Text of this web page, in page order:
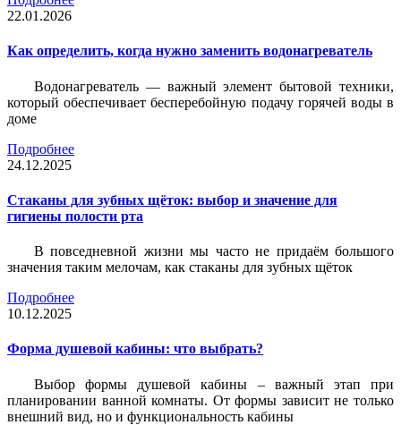
22.01.2026
Как определить, когда нужно заменить водонагреватель
Водонагреватель — важный элемент бытовой техники,
который обеспечивает бесперебойную подачу горячей воды в
доме
Подробнее
24.12.2025
Стаканы для зубных щёток: выбор и значение для
гигиены полости рта
В повседневной жизни мы часто не придаём большого
значения таким мелочам, как стаканы для зубных щёток
Подробнее
10.12.2025
Форма душевой кабины: что выбрать?
Выбор формы душевой кабины – важный этап при
планировании ванной комнаты. От формы зависит не только
внешний вид, но и функциональность кабины